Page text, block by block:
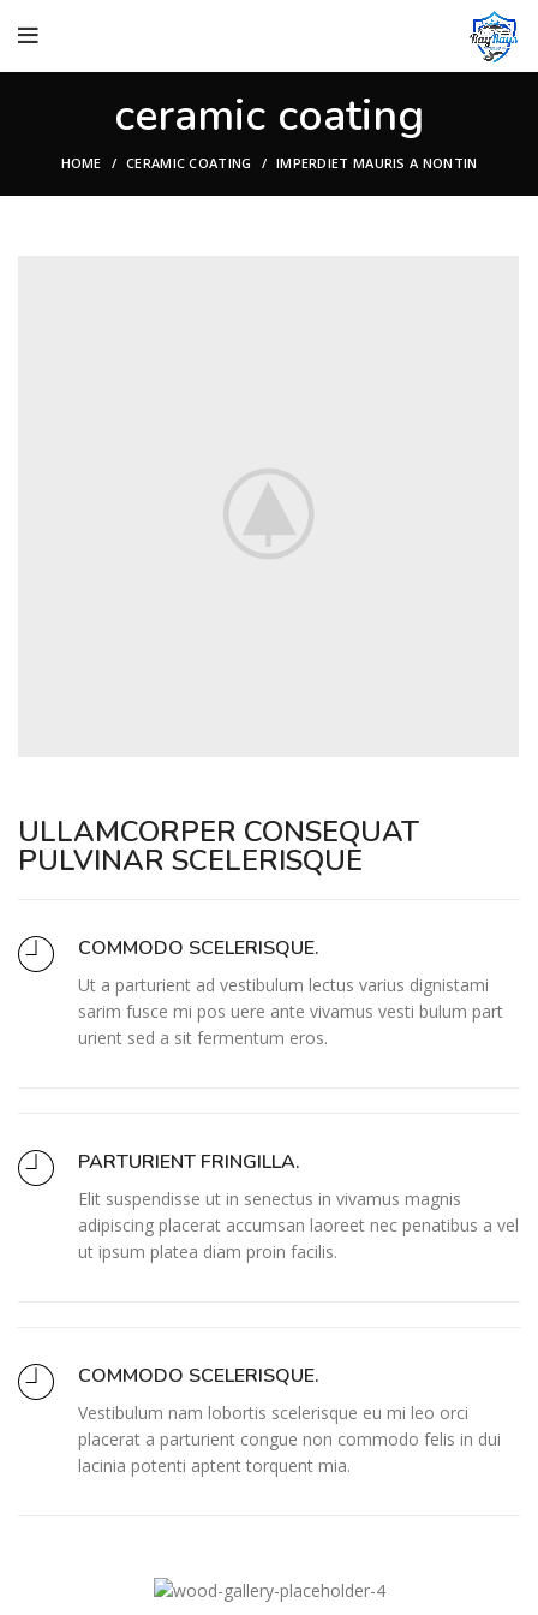
ceramic coating
HOME CERAMIC COATING IMPERDIET MAURIS A NONTIN
ULLAMCORPER CONSEQUAT
PULVINAR SCELERISQUE
COMMODO SCELERISQUE.
Ut a parturient ad vestibulum lectus varius dignistami
sarim fusce mi pos uere ante vivamus vesti bulum part
urient sed a sit fermentum eros.
PARTURIENT FRINGILLA.
Elit suspendisse ut in senectus in vivamus magnis
adipiscing placerat accumsan laoreet nec penatibus a vel
ut ipsum platea diam proin facilis.
COMMODO SCELERISQUE.
Vestibulum nam lobortis scelerisque eu mi leo orci
placerat a parturient congue non commodo felis in dui
lacinia potenti aptent torquent mia.